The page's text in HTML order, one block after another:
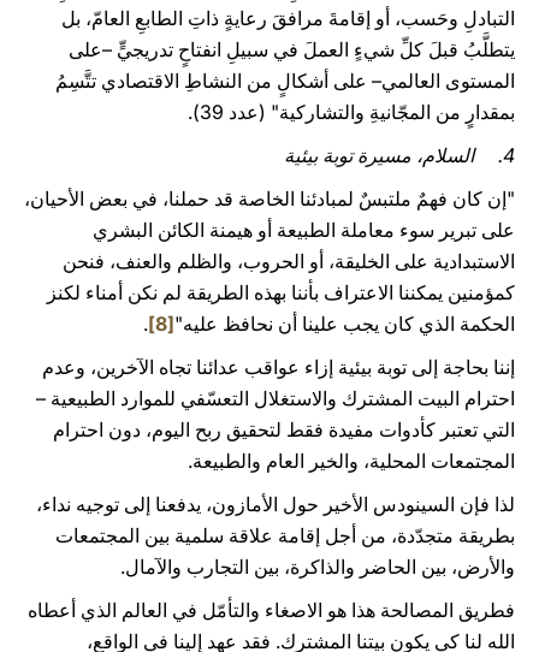
التبادلِ وحَسب، أو إقامةَ مرافقَ رعايةٍ ذاتِ الطابعِ العامّ، بل
يتطلَّبُ قبلَ كلِّ شيءٍ العملَ في سبيلِ انفتاحٍ تدريجيٍّ –على
المستوى العالمي– على أشكالٍ من النشاطِ الاقتصادي تتَّسِمُ
بمقدارٍ من المجّانيةِ والتشاركية" (عدد 39).
4. السلام، مسيرة توبة بيئية
"إن كان فهمٌ ملتبسٌ لمبادئنا الخاصة قد حملنا، في بعض الأحيان،
على تبرير سوء معاملة الطبيعة أو هيمنة الكائن البشري
الاستبدادية على الخليقة، أو الحروب، والظلم والعنف، فنحن
كمؤمنين يمكننا الاعتراف بأننا بهذه الطريقة لم نكن أمناء لكنز
الحكمة الذي كان يجب علينا أن نحافظ عليه"[8]
.
إننا بحاجة إلى توبة بيئية إزاء عواقب عدائنا تجاه الآخرين، وعدم
احترام البيت المشترك والاستغلال التعسّفي للموارد الطبيعية –
التي تعتبر كأدوات مفيدة فقط لتحقيق ربح اليوم، دون احترام
المجتمعات المحلية، والخير العام والطبيعة.
لذا فإن السينودس الأخير حول الأمازون، يدفعنا إلى توجيه نداء،
بطريقة متجدّدة، من أجل إقامة علاقة سلمية بين المجتمعات
والأرض، بين الحاضر والذاكرة، بين التجارب والآمال.
فطريق المصالحة هذا هو الاصغاء والتأمّل في العالم الذي أعطاه
الله لنا كي يكون بيتنا المشترك. فقد عهد إلينا في الواقع،